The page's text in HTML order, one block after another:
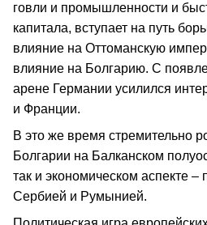
говли и промышленности и
капитала, вступает на путь
влияние на Отто­манскую
влияние на Болгарию. С
арене Германии усилился
и Франции.
В это же время стремительно
Болгарии на Балканском
так и экономическом аспекте –
Сербией и Румынией.